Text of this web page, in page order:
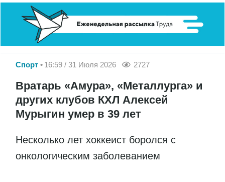
Спорт 16:59 / 31 Июля 2026 2727
Вратарь «Амура», «Металлурга» и
других клубов КХЛ Алексей
Мурыгин умер в 39 лет
Несколько лет хоккеист боролся с
онкологическим заболеванием